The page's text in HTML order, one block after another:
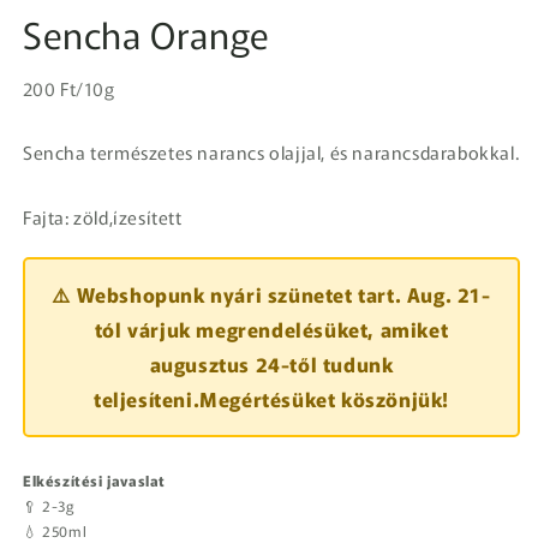
megnyitása
a
párbeszédpanelen
Sencha Orange
Normál
Egységár
200 Ft/10g
Sencha természetes narancs olajjal, és narancsdarabokkal.
Fajta: zöld,ízesített
⚠️ Webshopunk nyári szünetet tart. Aug. 21-
tól várjuk megrendelésüket, amiket
augusztus 24-től tudunk
teljesíteni.Megértésüket köszönjük!
Elkészítési javaslat
🥄 2-3g
💧 250ml